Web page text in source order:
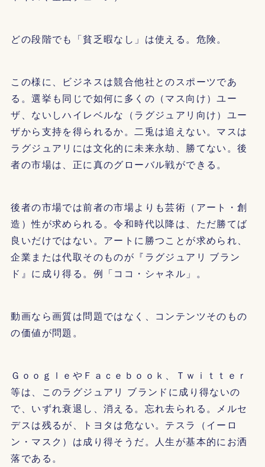
どの段階でも「貧乏暇なし」は使える。危険。
この様に、ビジネスは競合他社とのスポーツであ
る。選挙も同じで如何に多くの（マス向け）ユー
ザ、ないしハイレベルな（ラグジュアリ向け）ユー
ザから支持を得られるか。二兎は追えない。マスは
ラグジュアリには文化的に未来永劫、勝てない。後
者の市場は、正に真のグローバル戦ができる。
後者の市場では前者の市場よりも芸術（アート・創
造）性が求められる。令和時代以降は、ただ勝てば
良いだけではない。アートに勝つことが求められ、
企業または代取そのものが『ラグジュアリ ブラン
ド』に成り得る。例「ココ・シャネル」。
動画なら画質は問題ではなく、コンテンツそのもの
の価値が問題。
ＧｏｏｇｌｅやＦａｃｅｂｏｏｋ、Ｔｗｉｔｔｅｒ
等は、このラグジュアリ ブランドに成り得ないの
で、いずれ衰退し、消える。忘れ去られる。メルセ
デスは残るが、トヨタは危ない。テスラ（イーロ
ン・マスク）は成り得そうだ。人生が基本的にお洒
落である。